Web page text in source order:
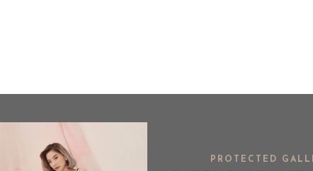
PROTECTED